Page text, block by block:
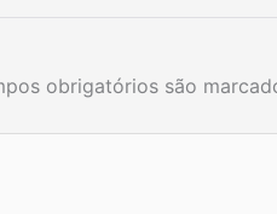
obrigatórios são